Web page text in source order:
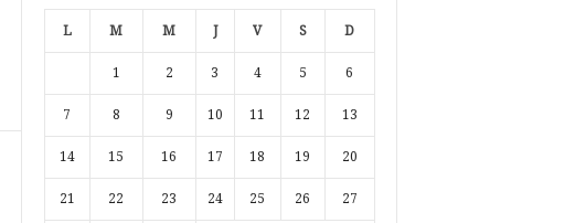
L M M J V S D
1 2 3 4 5 6
7 8 9 10 11 12 13
14 15 16 17 18 19 20
21 22 23 24 25 26 27